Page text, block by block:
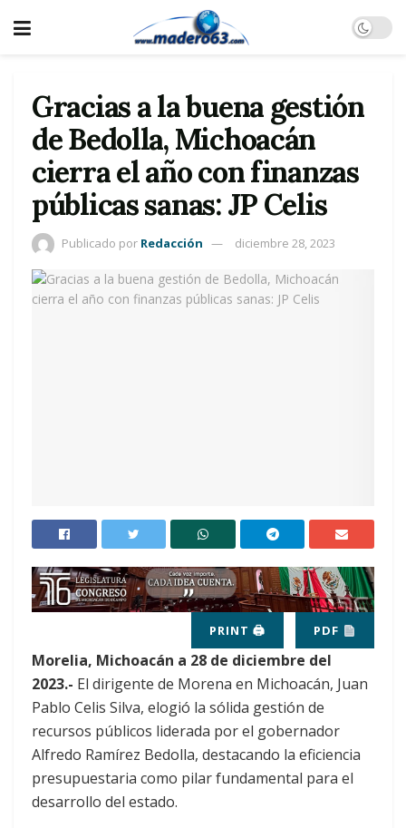
Gracias a la buena gestión
de Bedolla, Michoacán
cierra el año con finanzas
públicas sanas: JP Celis
Publicado por Redacción diciembre 28, 2023
PRINT 🖨 PDF
Morelia, Michoacán a 28 de diciembre del
2023.- El dirigente de Morena en Michoacán, Juan
Pablo Celis Silva, elogió la sólida gestión de
recursos públicos liderada por el gobernador
Alfredo Ramírez Bedolla, destacando la eficiencia
presupuestaria como pilar fundamental para el
desarrollo del estado.